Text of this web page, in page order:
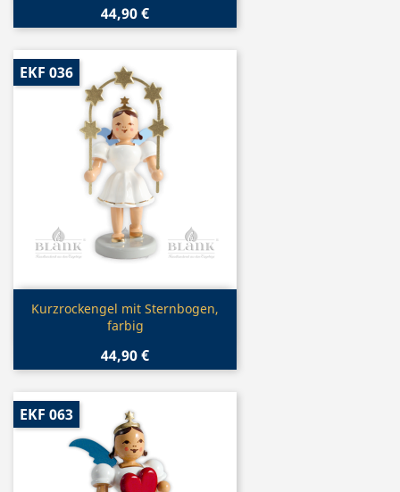
44,90 €
Vorschau
Kurzrockengel mit Sternbogen,
farbig
44,90 €
EKF 036
EKF 063